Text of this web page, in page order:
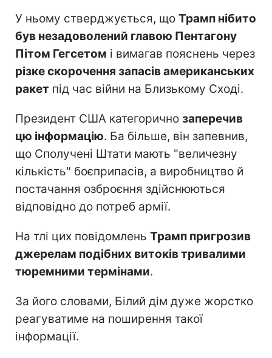
У ньому стверджується, що Трамп нібито
був незадоволений главою Пентагону
Пітом Гегсетом і вимагав пояснень через
різке скорочення запасів американських
ракет під час війни на Близькому Сході.
Президент США категорично заперечив
цю інформацію. Ба більше, він запевнив,
що Сполучені Штати мають "величезну
кількість" боєприпасів, а виробництво й
постачання озброєння здійснюються
відповідно до потреб армії.
На тлі цих повідомлень Трамп пригрозив
джерелам подібних витоків тривалими
тюремними термінами.
За його словами, Білий дім дуже жорстко
реагуватиме на поширення такої
інформації.